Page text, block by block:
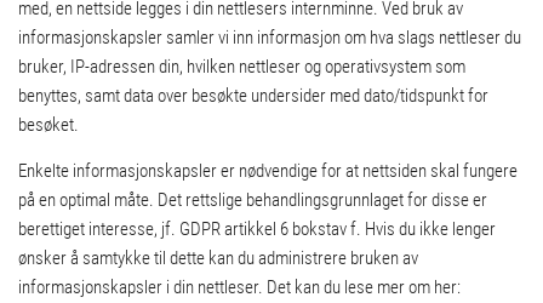
med, en nettside legges i din nettlesers internminne. Ved bruk av
informasjonskapsler samler vi inn informasjon om hva slags nettleser du
bruker, IP-adressen din, hvilken nettleser og operativsystem som
benyttes, samt data over besøkte undersider med dato/tidspunkt for
besøket.
Enkelte informasjonskapsler er nødvendige for at nettsiden skal fungere
på en optimal måte. Det rettslige behandlingsgrunnlaget for disse er
berettiget interesse, jf. GDPR artikkel 6 bokstav f. Hvis du ikke lenger
ønsker å samtykke til dette kan du administrere bruken av
informasjonskapsler i din nettleser. Det kan du lese mer om her: